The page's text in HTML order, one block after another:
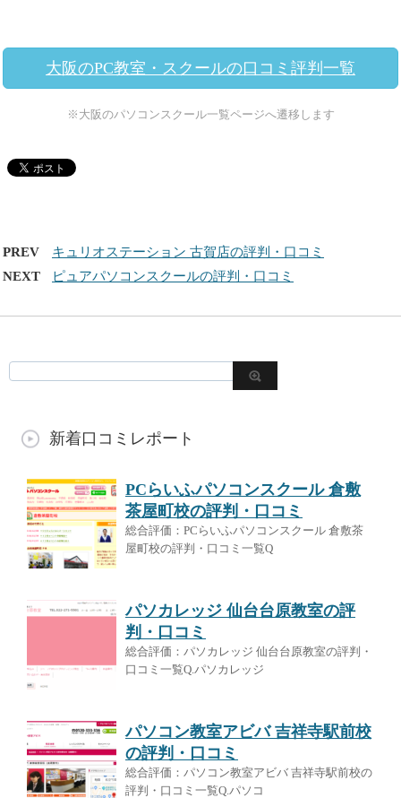
大阪のPC教室・スクールの口コミ評判一覧
※大阪のパソコンスクール一覧ページへ遷移します
PREV
キュリオステーション 古賀店の評判・口コミ
NEXT
ピュアパソコンスクールの評判・口コミ
新着口コミレポート
PCらいふパソコンスクール 倉敷
茶屋町校の評判・口コミ
総合評価：PCらいふパソコンスクール 倉敷茶
屋町校の評判・口コミ一覧Q
パソカレッジ 仙台台原教室の評
判・口コミ
総合評価：パソカレッジ 仙台台原教室の評判・
口コミ一覧Q.パソカレッジ
パソコン教室アビバ 吉祥寺駅前校
の評判・口コミ
総合評価：パソコン教室アビバ 吉祥寺駅前校の
評判・口コミ一覧Q.パソコ